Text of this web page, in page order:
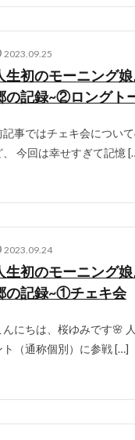
2023.09.25
生初のモーニング
の記録~②ロングト
記事ではチェキ会につい
、 今回は幸せすぎて記憶
2023.09.24
生初のモーニング
の記録~①チェキ会
んにちは、桜ゆみです🌸
ト（通称個別）に参戦 […]